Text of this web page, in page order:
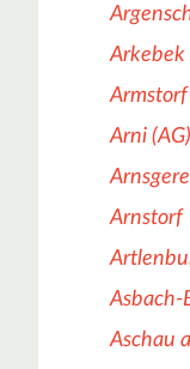
Arkebek
Armstorf
Arni (AG)
Arnstorf
Asbach-
Aschau